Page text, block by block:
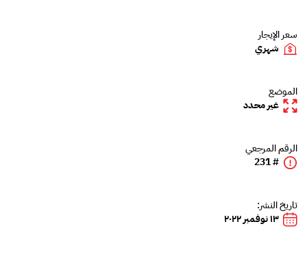
سعر الإيجار
شهري
الموضع
غير محدد
الرقم المرجعي
# 231
تاريخ النشر:
١٣ نوفمبر ٢٠٢٢